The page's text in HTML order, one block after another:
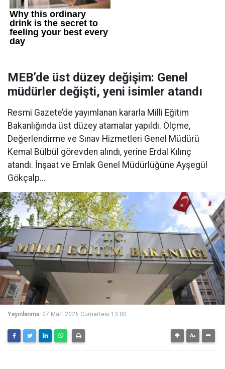
MEB’de üst düzey değişim: Genel
müdürler değişti, yeni isimler atandı
Resmi Gazete’de yayımlanan kararla Milli Eğitim
Bakanlığında üst düzey atamalar yapıldı. Ölçme,
Değerlendirme ve Sınav Hizmetleri Genel Müdürü
Kemal Bülbül görevden alındı, yerine Erdal Kılınç
atandı. İnşaat ve Emlak Genel Müdürlüğüne Ayşegül
Gökçalp...
Yayınlanma: 07 Mart 2026 Cumartesi 13:00